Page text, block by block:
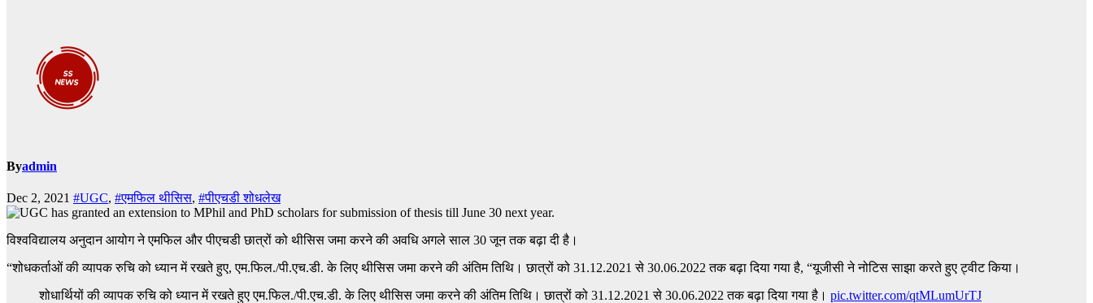
Byadmin
Dec 2, 2021 #UGC, #एमफिल थीसिस, #पीएचडी शोधलेख
विश्वविद्यालय अनुदान आयोग ने एमफिल और पीएचडी छात्रों को थीसिस जमा करने की अवधि अगले साल 30 जून तक बढ़ा दी है।
“शोधकर्ताओं की व्यापक रुचि को ध्यान में रखते हुए, एम.फिल./पी.एच.डी. के लिए थीसिस जमा करने की अंतिम तिथि। छात्रों को 31.12.2021 से 30.06.2022 तक बढ़ा दिया गया है, “यूजीसी ने नोटिस साझा करते हुए ट्वीट किया।
शोधार्थियों की व्यापक रुचि को ध्यान में रखते हुए एम.फिल./पी.एच.डी. के लिए थीसिस जमा करने की अंतिम तिथि। छात्रों को 31.12.2021 से 30.06.2022 तक बढ़ा दिया गया है। pic.twitter.com/qtMLumUrTJ